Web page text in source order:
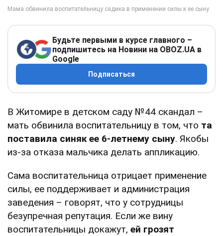
Будьте первыми в курсе главного –
подпишитесь на Новини на OBOZ.UA в
Google
Подписаться
В Житомире в детском саду №44 скандал –
мать обвинила воспитательницу в том, что та
поставила синяк ее 6-летнему сыну. Якобы
из-за отказа мальчика делать аппликацию.
Сама воспитательница отрицает применение
силы, ее поддерживает и администрация
заведения – говорят, что у сотрудницы
безупречная репутация. Если же вину
воспитательницы докажут, ей грозят